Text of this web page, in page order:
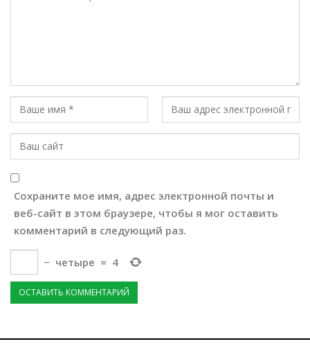
Сохраните мое имя, адрес электронной почты и
веб-сайт в этом браузере, чтобы я мог оставить
комментарий в следующий раз.
− четыре = 4